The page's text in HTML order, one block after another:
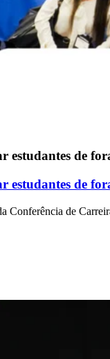
estudantes de
estudantes de
Conferência de